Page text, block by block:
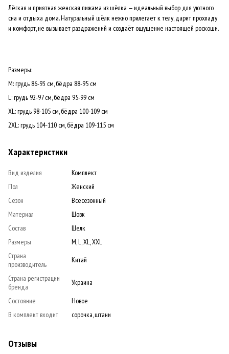
Лёгкая и приятная женская пижама из шёлка — идеальный выбор для уютного
сна и отдыха дома. Натуральный шёлк нежно прилегает к телу, дарит прохладу
и комфорт, не вызывает раздражений и создаёт ощущение настоящей роскоши.
Размеры:
M: грудь 86-93 см, бёдра 88-95 см
L: грудь 92-97 см, бёдра 95-99 см
XL: грудь 98-105 см, бёдра 100-109 см
2XL: грудь 104-110 см, бёдра 109-115 см
Характеристики
Вид изделия
Комплект
Пол
Женский
Сезон
Всесезонный
Материал
Шовк
Состав
Шелк
Размеры
M, L, XL, XXL
Страна
производитель
Китай
Страна регистрации
бренда
Украина
Состояние
Новое
В комплект входит
сорочка, штани
Отзывы